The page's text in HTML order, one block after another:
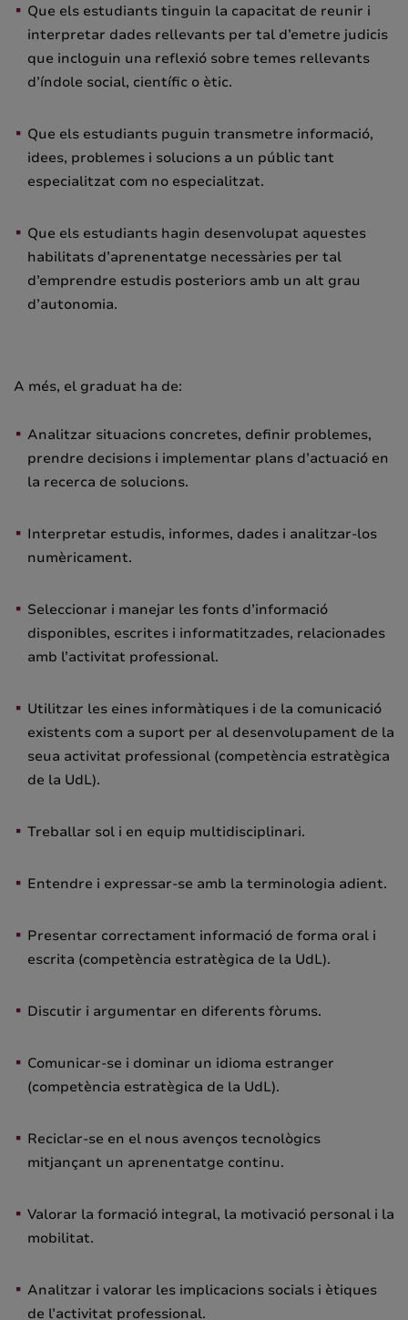
Que els estudiants tinguin la capacitat de reunir i
interpretar dades rellevants per tal d’emetre judicis
que incloguin una reflexió sobre temes rellevants
d’índole social, científic o ètic.
Que els estudiants puguin transmetre informació,
idees, problemes i solucions a un públic tant
especialitzat com no especialitzat.
Que els estudiants hagin desenvolupat aquestes
habilitats d’aprenentatge necessàries per tal
d’emprendre estudis posteriors amb un alt grau
d’autonomia.
A més, el graduat ha de:
Analitzar situacions concretes, definir problemes,
prendre decisions i implementar plans d’actuació en
la recerca de solucions.
Interpretar estudis, informes, dades i analitzar-los
numèricament.
Seleccionar i manejar les fonts d’informació
disponibles, escrites i informatitzades, relacionades
amb l’activitat professional.
Utilitzar les eines informàtiques i de la comunicació
existents com a suport per al desenvolupament de la
seua activitat professional (competència estratègica
de la UdL).
Treballar sol i en equip multidisciplinari.
Entendre i expressar-se amb la terminologia adient.
Presentar correctament informació de forma oral i
escrita (competència estratègica de la UdL).
Discutir i argumentar en diferents fòrums.
Comunicar-se i dominar un idioma estranger
(competència estratègica de la UdL).
Reciclar-se en el nous avenços tecnològics
mitjançant un aprenentatge continu.
Valorar la formació integral, la motivació personal i la
mobilitat.
Analitzar i valorar les implicacions socials i ètiques
de l’activitat professional.